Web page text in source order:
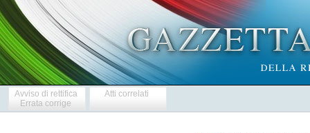
Avviso di rettifica
Errata corrige
Atti correlati